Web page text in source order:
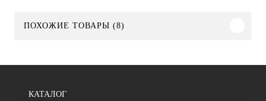
ПОХОЖИЕ ТОВАРЫ (8)
КАТАЛОГ